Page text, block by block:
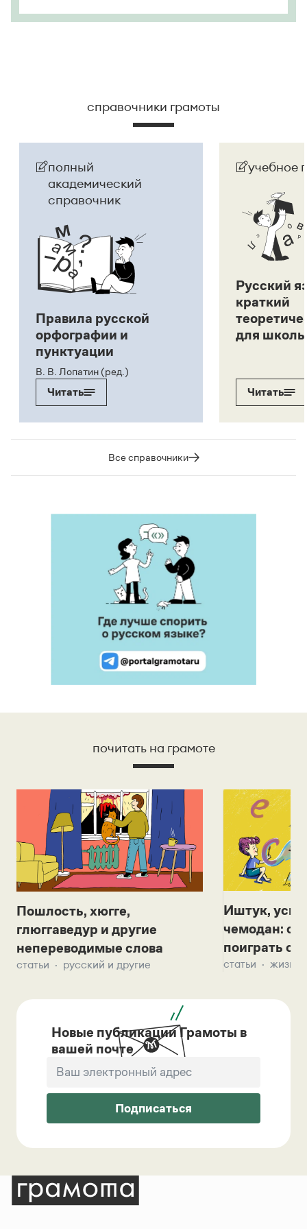
справочники грамоты
полный
академический
справочник
Правила русской
орфографии и
пунктуации
В. В. Лопатин (ред.)
Читать
учебное
Русский
краткий
для
Читать
Все справочники
почитать на грамоте
Пошлость, хюгге,
глюггаведур и другие
непереводимые слова
статьи русский и другие
Иштук,
чемодан:
поиграть с
статьи жизнь
Новые публикации Грамоты в
вашей почте
Подписаться